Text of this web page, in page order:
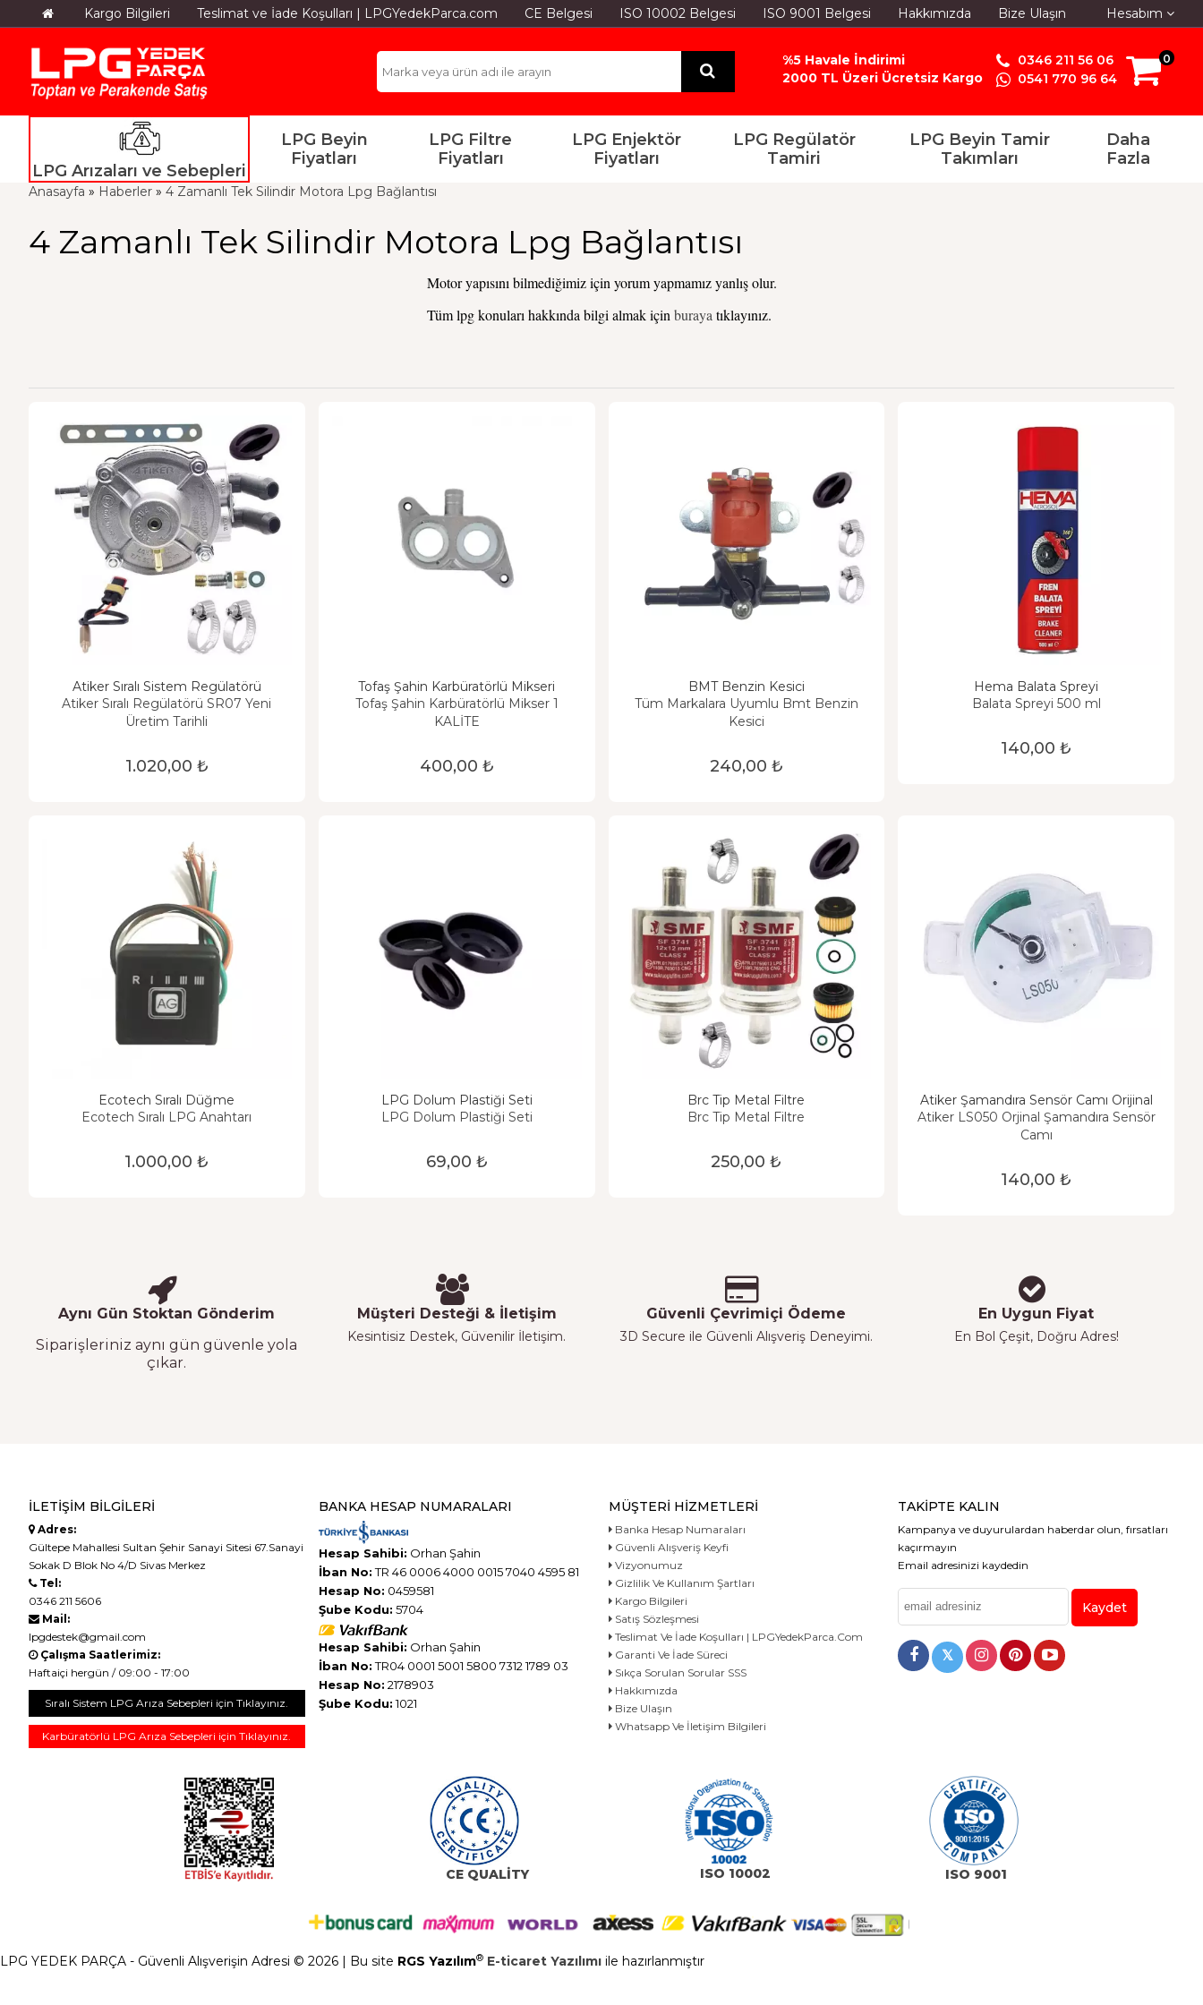
Kargo Bilgileri Teslimat ve İade Koşulları | LPGYedekParca.com CE Belgesi ISO 10002 Belgesi ISO 9001 Belgesi Hakkımızda Bize Ulaşın Hesabım
%5 Havale İndirimi
2000 TL Üzeri Ücretsiz Kargo
0346 211 56 06
0541 770 96 64
0
LPG Arızaları ve Sebepleri
LPG Beyin
Fiyatları
LPG Filtre
Fiyatları
LPG Enjektör
Fiyatları
LPG Regülatör
Tamiri
LPG Beyin Tamir
Takımları
Daha
Fazla
Anasayfa » Haberler » 4 Zamanlı Tek Silindir Motora Lpg Bağlantısı
4 Zamanlı Tek Silindir Motora Lpg Bağlantısı
Motor yapısını bilmediğimiz için yorum yapmamız yanlış olur.
Tüm lpg konuları hakkında bilgi almak içinburayatıklayınız.
Atiker Sıralı Sistem Regülatörü
Atiker Sıralı Regülatörü SR07 Yeni
Üretim Tarihli
1.020,00 ₺
Tofaş Şahin Karbüratörlü Mikseri
Tofaş Şahin Karbüratörlü Mikser 1
KALİTE
400,00 ₺
BMT Benzin Kesici
Tüm Markalara Uyumlu Bmt Benzin
Kesici
240,00 ₺
Hema Balata Spreyi
Balata Spreyi 500 ml
140,00 ₺
Ecotech Sıralı Düğme
Ecotech Sıralı LPG Anahtarı
1.000,00 ₺
LPG Dolum Plastiği Seti
LPG Dolum Plastiği Seti
69,00 ₺
Brc Tip Metal Filtre
Brc Tip Metal Filtre
250,00 ₺
Atiker Şamandıra Sensör Camı Orijinal
Atiker LS050 Orjinal Şamandıra Sensör
Camı
140,00 ₺
Aynı Gün Stoktan Gönderim
Siparişleriniz aynı gün güvenle yola
çıkar.
Müşteri Desteği & İletişim
Kesintisiz Destek, Güvenilir İletişim.
Güvenli Çevrimiçi Ödeme
3D Secure ile Güvenli Alışveriş Deneyimi.
En Uygun Fiyat
En Bol Çeşit, Doğru Adres!
İLETIŞIM BILGILERI
Adres:
Gültepe Mahallesi Sultan Şehir Sanayi Sitesi 67.Sanayi
Sokak D Blok No 4/D Sivas Merkez
Tel:
0346 211 5606
Mail:
lpgdestek@gmail.com
Çalışma Saatlerimiz:
Haftaiçi hergün / 09:00 - 17:00
Sıralı Sistem LPG Arıza Sebepleri için Tıklayınız.
Karbüratörlü LPG Arıza Sebepleri için Tıklayınız.
BANKA HESAP NUMARALARI
Hesap Sahibi: Orhan Şahin
İban No:TR 46 0006 4000 0015 7040 4595 81
Hesap No: 0459581
Şube Kodu: 5704
Hesap Sahibi: Orhan Şahin
İban No:TR04 0001 5001 5800 7312 1789 03
Hesap No: 2178903
Şube Kodu:1021
MÜŞTERI HIZMETLERI
Banka Hesap Numaraları
Güvenli Alışveriş Keyfi
Vizyonumuz
Gizlilik Ve Kullanım Şartları
Kargo Bilgileri
Satış Sözleşmesi
Teslimat Ve İade Koşulları | LPGYedekParca.com
Garanti Ve İade Süreci
Sıkça Sorulan Sorular SSS
Hakkımızda
Bize Ulaşın
Whatsapp Ve İletişim Bilgileri
TAKIPTE KALIN
Kampanya ve duyurulardan haberdar olun, fırsatları
kaçırmayın
Email adresinizi kaydedin
Kaydet
𝕏
CE QUALİTY ISO 10002 ISO 9001
LPG YEDEK PARÇA - Güvenli Alışverişin Adresi © 2026 | Bu site RGS Yazılım® E-ticaret Yazılımı ile hazırlanmıştır